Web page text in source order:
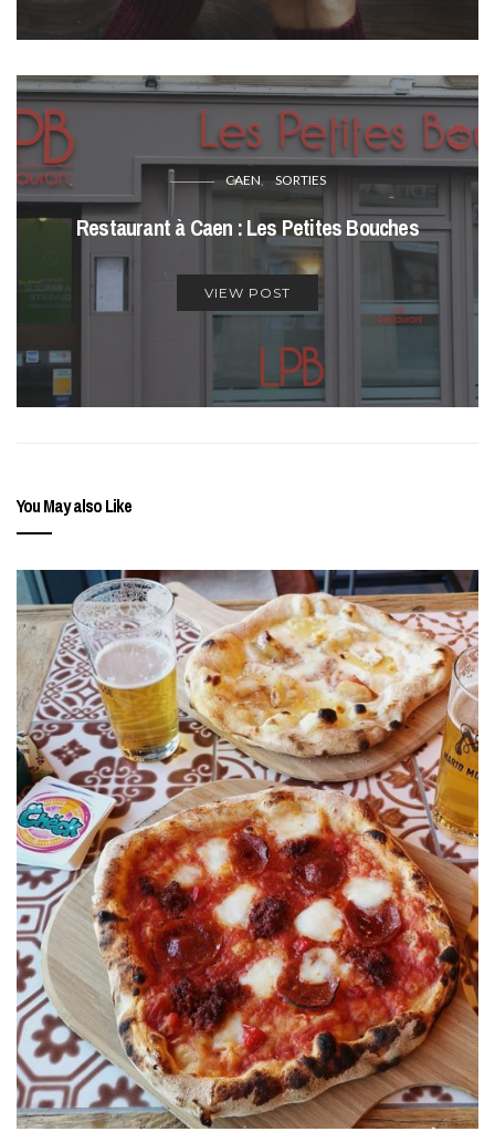
CAEN SORTIES
Restaurant à Caen : Les Petites Bouches
VIEW POST
You May also Like